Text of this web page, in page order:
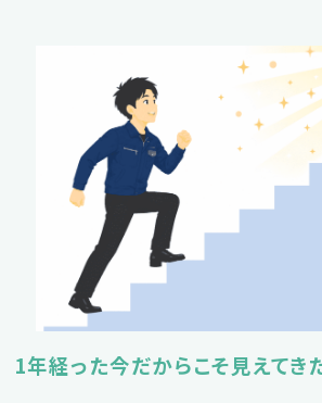
1年経った今だからこそ見えてき